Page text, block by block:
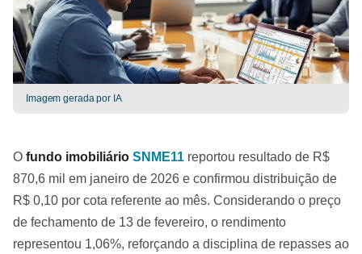
Imagem gerada por IA
O fundo imobiliário SNME11 reportou resultado de R$
870,6 mil em janeiro de 2026 e confirmou distribuição de
R$ 0,10 por cota referente ao mês. Considerando o preço
de fechamento de 13 de fevereiro, o rendimento
representou 1,06%, reforçando a disciplina de repasses ao